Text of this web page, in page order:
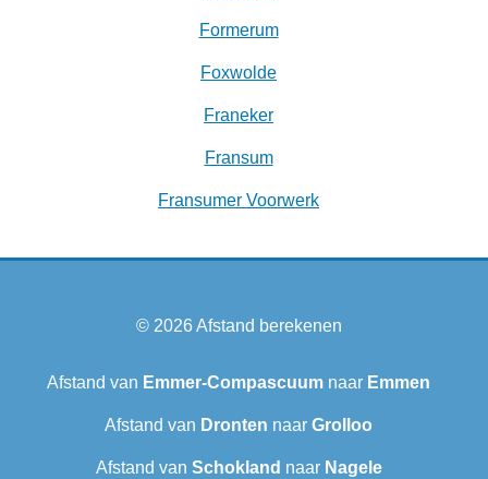
Formerum
Foxwolde
Franeker
Fransum
Fransumer Voorwerk
© 2026Afstand berekenen
Afstand van Emmer-Compascuum naar Emmen
Afstand van Dronten naar Grolloo
Afstand van Schokland naar Nagele